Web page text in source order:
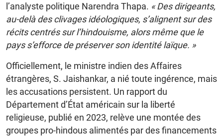
l’analyste politique Narendra Thapa. « Des dirigeants,
au-delà des clivages idéologiques, s’alignent sur des
récits centrés sur l’hindouisme, alors même que le
pays s’efforce de préserver son identité laïque. »
Officiellement, le ministre indien des Affaires
étrangères, S. Jaishankar, a nié toute ingérence, mais
les accusations persistent. Un rapport du
Département d’État américain sur la liberté
religieuse, publié en 2023, relève une montée des
groupes pro-hindous alimentés par des financements